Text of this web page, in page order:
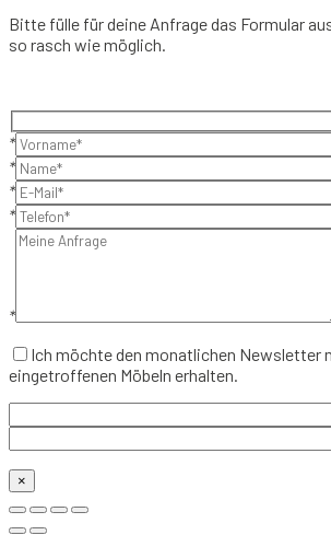
Bitte fülle für deine Anfrage das Formular
so rasch wie möglich.
*
*
*
*
*
Ich möchte den monatlichen Newsletter
eingetroffenen Möbeln erhalten.
×